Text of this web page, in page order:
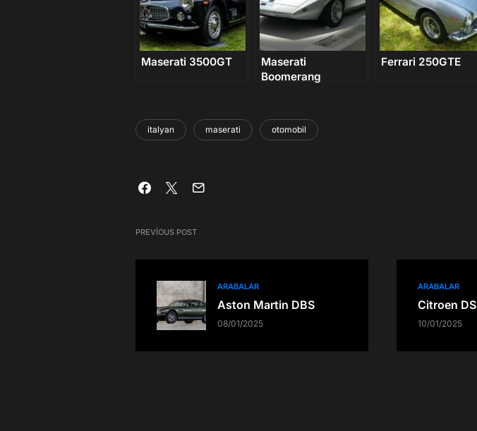
Maserati 3500GT
Maserati
Boomerang
Ferrari 250GTE
italyan maserati otomobil
PREVIOUS POST
ARABALAR
Aston Martin DBS
08/01/2025
ARABALAR
Citroen DS
10/01/2025